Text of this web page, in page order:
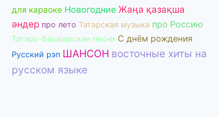
для караоке Новогодние Жаңа қазақша
әндер про лето Татарская музыка про Россию
Татаро-Башкирские песни С днём рождения
Русский рэп ШАНСОН восточные хиты на
русском языке